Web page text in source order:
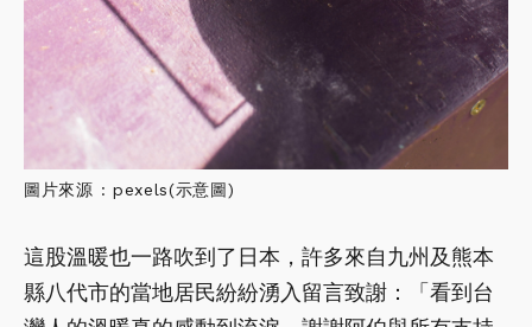
圖片來源 : pexels(示意圖)
這股溫暖也一路吹到了日本，許多來自九州及熊本
縣八代市的當地居民紛紛湧入留言致謝：「看到台